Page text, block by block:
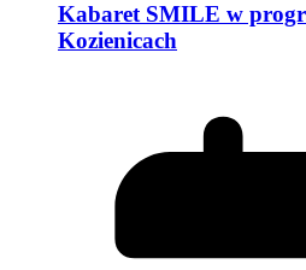
Kabaret SMILE w
Kozienicach